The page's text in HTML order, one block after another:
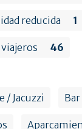
reducida 1
46
/ Jacuzzi Bar